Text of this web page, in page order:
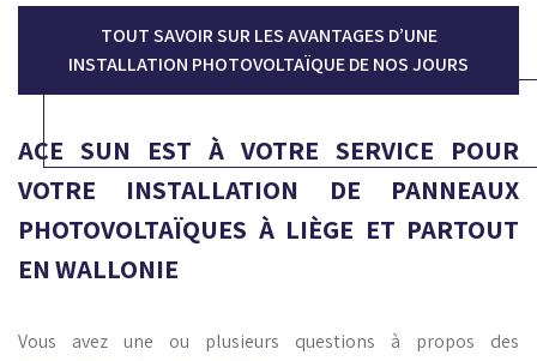
TOUT SAVOIR SUR LES AVANTAGES D’UNE
INSTALLATION PHOTOVOLTAÏQUE DE NOS JOURS
ACE SUN EST À VOTRE SERVICE POUR
VOTRE INSTALLATION DE PANNEAUX
PHOTOVOLTAÏQUES À LIÈGE ET PARTOUT
EN WALLONIE
Vous avez une ou plusieurs questions à propos des